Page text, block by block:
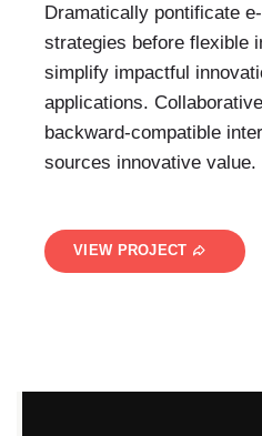
Dramatically pontificate
strategies before flexible
simplify impactful
applications.
backward-compatible
sources innovative value.
VIEW PROJECT